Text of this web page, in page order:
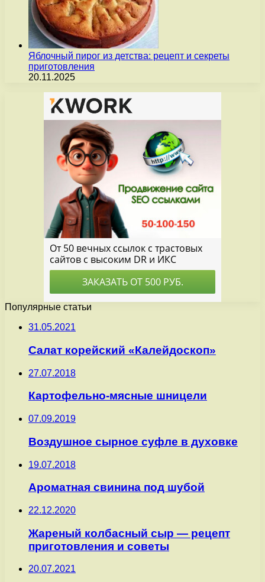
Яблочный пирог из детства: рецепт и секреты
приготовления
20.11.2025
Популярные статьи
31.05.2021
Салат корейский «Калейдоскоп»
27.07.2018
Картофельно-мясные шницели
07.09.2019
Воздушное сырное суфле в духовке
19.07.2018
Ароматная свинина под шубой
22.12.2020
Жареный колбасный сыр — рецепт
приготовления и советы
20.07.2021